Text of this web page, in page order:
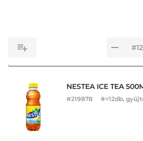
NESTEA ICE TEA
#219878 #=12db,